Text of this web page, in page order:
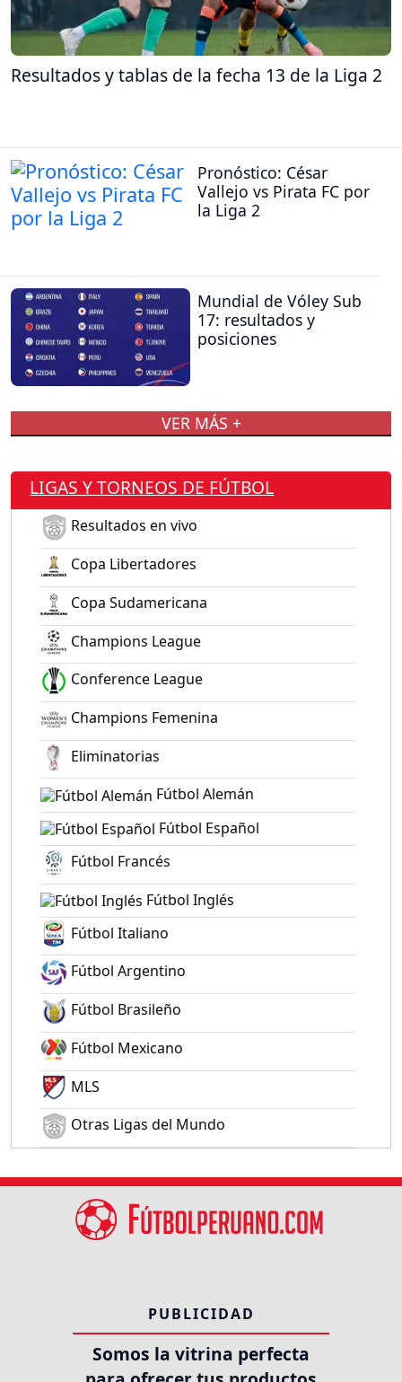
Resultados y tablas de la fecha 13 de la Liga 2
Pronóstico: César
Vallejo vs Pirata FC por
la Liga 2
Mundial de Vóley Sub
17: resultados y
posiciones
VER MÁS +
LIGAS Y TORNEOS DE FÚTBOL
Resultados en vivo
Copa Libertadores
Copa Sudamericana
Champions League
Conference League
Champions Femenina
Eliminatorias
Fútbol Alemán
Fútbol Español
Fútbol Francés
Fútbol Inglés
Fútbol Italiano
Fútbol Argentino
Fútbol Brasileño
Fútbol Mexicano
MLS
Otras Ligas del Mundo
PUBLICIDAD
Somos la vitrina perfecta